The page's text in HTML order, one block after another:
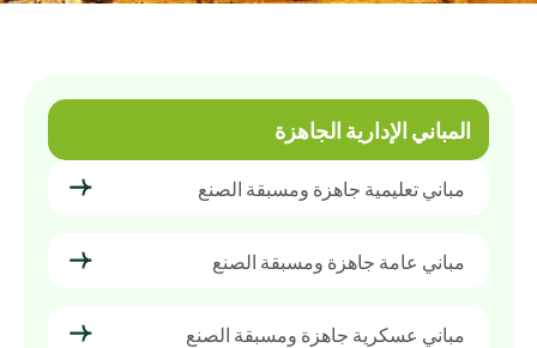
المباني الإدارية الجاهزة
مباني تعليمية جاهزة ومسبقة الصنع
مباني عامة جاهزة ومسبقة الصنع
مباني عسكرية جاهزة ومسبقة الصنع